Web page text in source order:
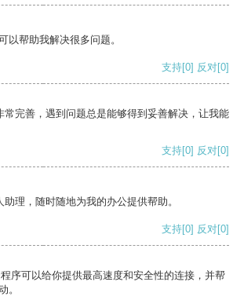
以帮助我解决很多问题。
支持[0] 反对[0]
常完善，遇到问题总是能够得到妥善解决，让我能
支持[0] 反对[0]
理，随时随地为我的办公提供帮助。
支持[0] 反对[0]
序可以给你提供最高速度和安全性的连接，并帮
。